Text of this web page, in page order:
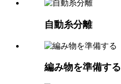
自動糸分離
編み物を準備する